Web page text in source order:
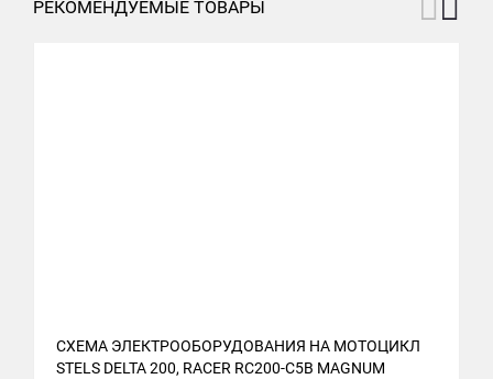
РЕКОМЕНДУЕМЫЕ ТОВАРЫ
СХЕМА ЭЛЕКТРООБОРУДОВАНИЯ НА МОТОЦИКЛ
STELS DELTA 200, RACER RC200-C5B MAGNUM